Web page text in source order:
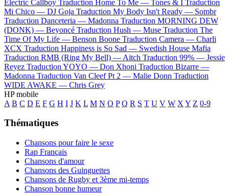
Electric Callboy Traduction Home To Me — Tones & I Traduction
Mi Chico — DJ Goja Traduction My Body Isn't Ready — Sombr
Traduction Danceteria — Madonna Traduction MORNING DEW
(DONK) — Beyoncé Traduction Hush — Muse Traduction The
Time Of My Life — Benson Boone Traduction Camera — Charli
XCX Traduction Happiness is So Sad — Swedish House Mafia
Traduction RMB (Ring My Bell) — Aitch Traduction 99% — Jessie
Reyez Traduction YOYO — Don Xhoni Traduction Bizarre —
Madonna Traduction Van Cleef Pt 2 — Malie Donn Traduction
WIDE AWAKE — Chris Grey
HP mobile
A B C D E F G H I J K L M N O P Q R S T U V W X Y Z 0-9
Thématiques
Chansons pour faire le sexe
Rap Français
Chansons d'amour
Chansons des Guinguettes
Chansons de Rugby et 3ème mi-temps
Chanson bonne humeur